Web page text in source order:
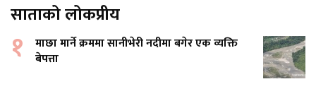
साताको लोकप्रीय
१
माछा मार्ने क्रममा सानीभेरी नदीमा बगेर एक व्यक्ति
बेपत्ता